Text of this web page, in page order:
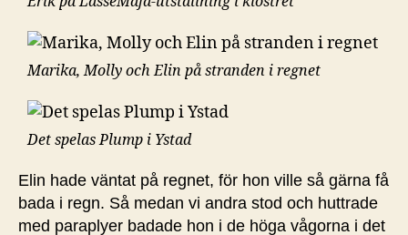
Marika, Molly och Elin på stranden i regnet
Det spelas Plump i Ystad
Elin hade väntat på regnet, för hon ville så gärna få
bada i regn. Så medan vi andra stod och huttrade
med paraplyer badade hon i de höga vågorna i det